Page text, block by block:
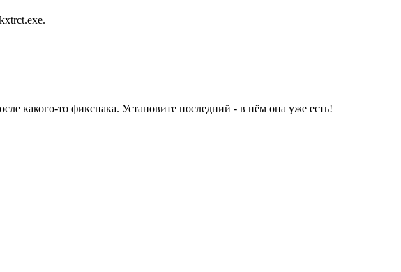
какого-то фикспака. Установите последний - в нём она уже есть!